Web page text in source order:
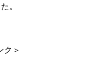
。
ク＞